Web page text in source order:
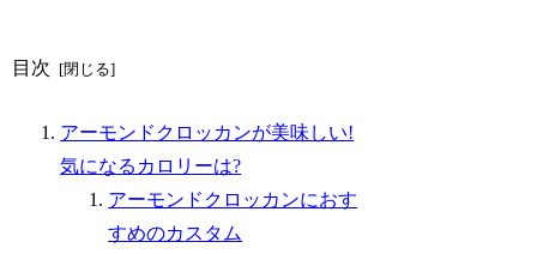
目次
アーモンドクロッカンが美味しい!
気になるカロリーは?
アーモンドクロッカンにおす
すめのカスタム